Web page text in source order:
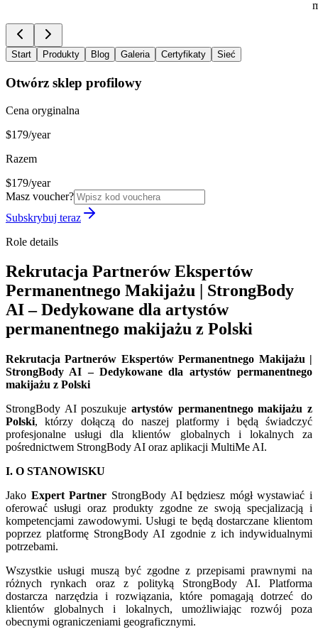
Start Produkty Blog Galeria Certyfikaty Sieć
Otwórz sklep profilowy
Cena oryginalna
$179/year
Razem
$179/year
Masz voucher?
Subskrybuj teraz
Role details
Rekrutacja Partnerów Ekspertów
Permanentnego Makijażu | StrongBody
AI – Dedykowane dla artystów
permanentnego makijażu z Polski
Rekrutacja Partnerów Ekspertów Permanentnego Makijażu |
StrongBody AI – Dedykowane dla artystów permanentnego
makijażu z Polski
StrongBody AI poszukuje artystów permanentnego makijażu z
Polski, którzy dołączą do naszej platformy i będą świadczyć
profesjonalne usługi dla klientów globalnych i lokalnych za
pośrednictwem StrongBody AI oraz aplikacji MultiMe AI.
I. O STANOWISKU
Jako Expert Partner StrongBody AI będziesz mógł wystawiać i
oferować usługi oraz produkty zgodne ze swoją specjalizacją i
kompetencjami zawodowymi. Usługi te będą dostarczane klientom
poprzez platformę StrongBody AI zgodnie z ich indywidualnymi
potrzebami.
Wszystkie usługi muszą być zgodne z przepisami prawnymi na
różnych rynkach oraz z polityką StrongBody AI. Platforma
dostarcza narzędzia i rozwiązania, które pomagają dotrzeć do
klientów globalnych i lokalnych, umożliwiając rozwój poza
obecnymi ograniczeniami geograficznymi.